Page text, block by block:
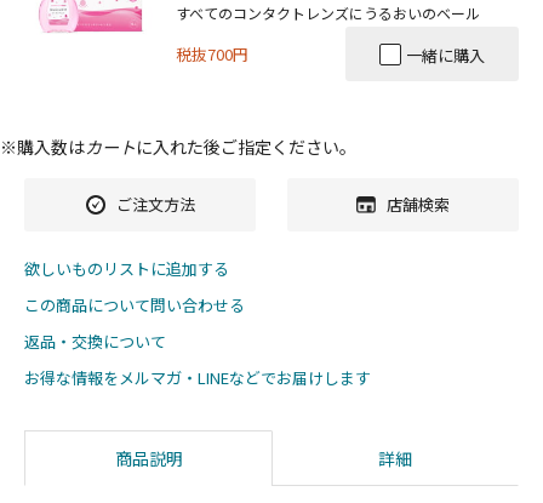
すべてのコンタクトレンズにうるおいのベール
税抜700円 一緒に購入
※購入数はカートに入れた後ご指定ください。
ご注文方法 店舗検索
欲しいものリストに追加する
この商品について問い合わせる
返品・交換について
お得な情報をメルマガ・LINEなどでお届けします
商品説明 詳細